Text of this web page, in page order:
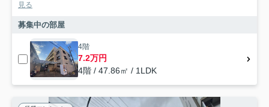
見る
募集中の部屋
4階
7.2万円
4階 / 47.86㎡ / 1LDK